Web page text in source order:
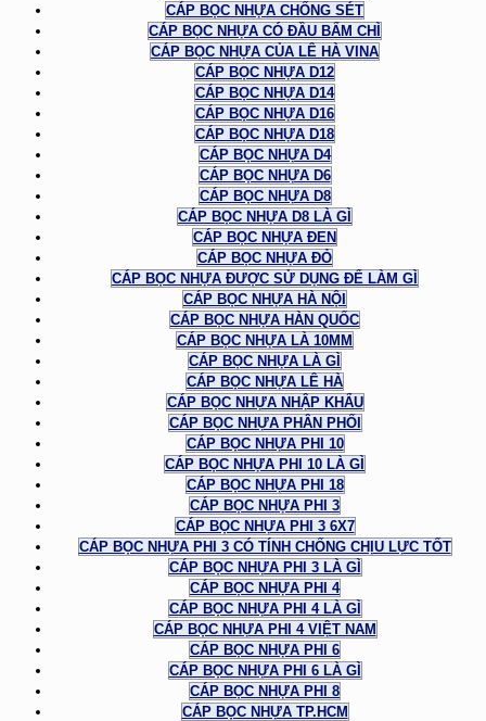
CÁP BỌC NHỰA CHỐNG SÉT
CÁP BỌC NHỰA CÓ ĐẦU BẤM CHÌ
CÁP BỌC NHỰA CỦA LÊ HÀ VINA
CÁP BỌC NHỰA D12
CÁP BỌC NHỰA D14
CÁP BỌC NHỰA D16
CÁP BỌC NHỰA D18
CÁP BỌC NHỰA D4
CÁP BỌC NHỰA D6
CÁP BỌC NHỰA D8
CÁP BỌC NHỰA D8 LÀ GÌ
CÁP BỌC NHỰA ĐEN
CÁP BỌC NHỰA ĐỎ
CÁP BỌC NHỰA ĐƯỢC SỬ DỤNG ĐỂ LÀM GÌ
CÁP BỌC NHỰA HÀ NỘI
CÁP BỌC NHỰA HÀN QUỐC
CÁP BỌC NHỰA LÀ 10MM
CÁP BỌC NHỰA LÀ GÌ
CÁP BỌC NHỰA LÊ HÀ
CÁP BỌC NHỰA NHẬP KHẨU
CÁP BỌC NHỰA PHÂN PHỐI
CÁP BỌC NHỰA PHI 10
CÁP BỌC NHỰA PHI 10 LÀ GÌ
CÁP BỌC NHỰA PHI 18
CÁP BỌC NHỰA PHI 3
CÁP BỌC NHỰA PHI 3 6X7
CÁP BỌC NHỰA PHI 3 CÓ TÍNH CHỐNG CHỊU LỰC TỐT
CÁP BỌC NHỰA PHI 3 LÀ GÌ
CÁP BỌC NHỰA PHI 4
CÁP BỌC NHỰA PHI 4 LÀ GÌ
CÁP BỌC NHỰA PHI 4 VIỆT NAM
CÁP BỌC NHỰA PHI 6
CÁP BỌC NHỰA PHI 6 LÀ GÌ
CÁP BỌC NHỰA PHI 8
CÁP BỌC NHỰA TP.HCM